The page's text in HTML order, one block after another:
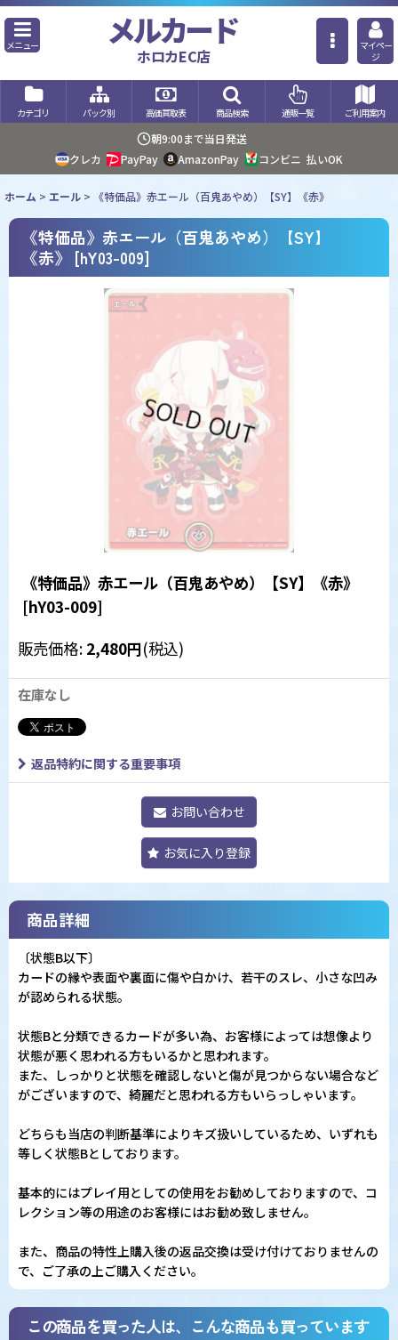
メニュー メルカード
ホロカEC店
マイペー
ジ
カテゴリ パック別 高価買取表 商品検索 通販一覧 ご利用案内
朝9:00まで当日発送
クレカ
PayPay AmazonPay コンビニ 払いOK
ホーム > エール > 《特価品》赤エール（百鬼あやめ）【SY】《赤》
《特価品》赤エール（百鬼あやめ）【SY】
《赤》 [hY03-009]
《特価品》赤エール（百鬼あやめ）【SY】《赤》
[hY03-009]
販売価格: 2,480円(税込)
在庫なし
返品特約に関する重要事項
お問い合わせ
お気に入り登録
商品詳細
〔状態B以下〕
カードの縁や表面や裏面に傷や白かけ、若干のスレ、小さな凹み
が認められる状態。
状態Bと分類できるカードが多い為、お客様によっては想像より
状態が悪く思われる方もいるかと思われます。
また、しっかりと状態を確認しないと傷が見つからない場合など
がございますので、綺麗だと思われる方もいらっしゃいます。
どちらも当店の判断基準によりキズ扱いしているため、いずれも
等しく状態Bとしております。
基本的にはプレイ用としての使用をお勧めしておりますので、コ
レクション等の用途のお客様にはお勧め致しません。
また、商品の特性上購入後の返品交換は受け付けておりませんの
で、ご了承の上ご購入ください。
この商品を買った人は、こんな商品も買っています